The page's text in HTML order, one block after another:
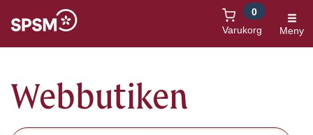
Varukorg
0
Meny
Webbutiken